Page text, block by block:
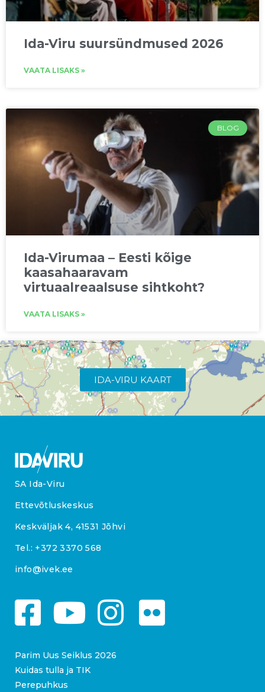
Ida-Viru suursündmused 2026
VAATA LISAKS »
BLOG
Ida-Virumaa – Eesti kõige
kaasahaaravam
virtuaalreaalsuse sihtkoht?
VAATA LISAKS »
IDA-VIRU KAART
SA Ida-Viru
Ettevõtluskeskus
Keskväljak 4, 41531 Jõhvi
Tel.: +372 3370 568
info@ivek.ee
Parim Uus Seiklus 2026
Kuidas tulla ja TIK
Perepuhkus